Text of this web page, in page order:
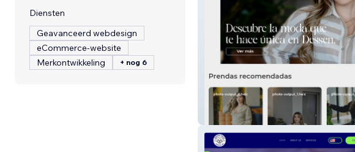
Diensten
Geavanceerd webdesign
eCommerce-website
Merkontwikkeling
+ nog 6
Dessen